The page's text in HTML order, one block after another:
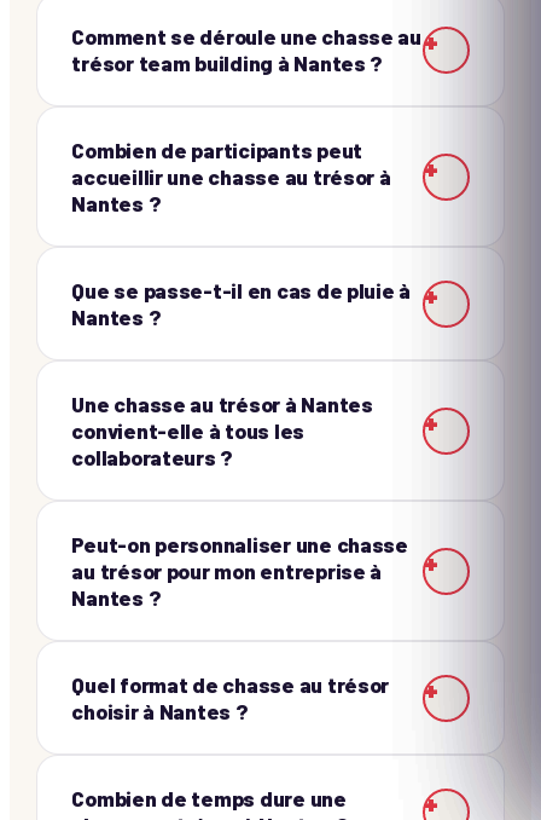
Comment se déroule une chasse au
trésor team building à Nantes ?
+
Combien de participants peut
accueillir une chasse au trésor à
Nantes ?
+
Que se passe-t-il en cas de pluie à
Nantes ?
+
Une chasse au trésor à Nantes
convient-elle à tous les
collaborateurs ?
+
Peut-on personnaliser une chasse
au trésor pour mon entreprise à
Nantes ?
+
Quel format de chasse au trésor
choisir à Nantes ?
+
Combien de temps dure une
+